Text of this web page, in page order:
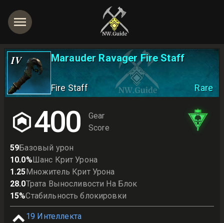
IV Marauder Ravager Fire Staff
Fire Staff Rare
400
Gear
Score
59Базовый урон
10.0%Шанс Крит Урона
1.25Множитель Крит Урона
28.0Трата Выносливости На Блок
15%Стабильность блокировки
19 Интеллекта